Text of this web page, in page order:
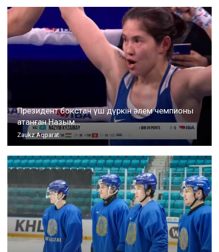
Президент бокстан үш дүркін әлем чемпионы
атанған Назым…
Zaukz Aqparat